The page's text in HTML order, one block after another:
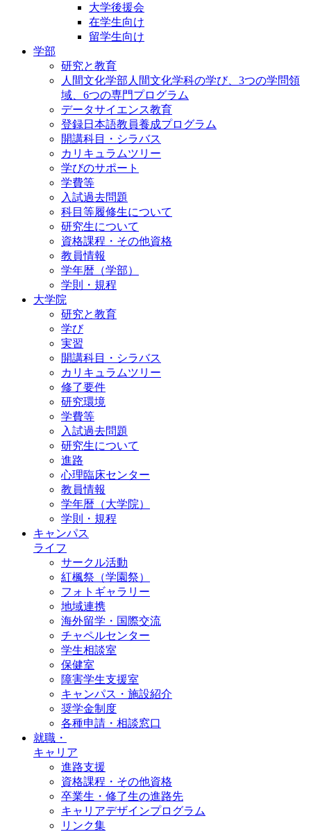
大学後援会
在学生向け
留学生向け
学部
研究と教育
人間文化学部人間文化学科の学び、3つの学問領
域、6つの専門プログラム
データサイエンス教育
登録日本語教員養成プログラム
開講科目・シラバス
カリキュラムツリー
学びのサポート
学費等
入試過去問題
科目等履修生について
研究生について
資格課程・その他資格
教員情報
学年暦（学部）
学則・規程
大学院
研究と教育
学び
実習
開講科目・シラバス
カリキュラムツリー
修了要件
研究環境
学費等
入試過去問題
研究生について
進路
心理臨床センター
教員情報
学年暦（大学院）
学則・規程
キャンパス
ライフ
サークル活動
紅楓祭（学園祭）
フォトギャラリー
地域連携
海外留学・国際交流
チャペルセンター
学生相談室
保健室
障害学生支援室
キャンパス・施設紹介
奨学金制度
各種申請・相談窓口
就職・
キャリア
進路支援
資格課程・その他資格
卒業生・修了生の進路先
キャリアデザインプログラム
リンク集